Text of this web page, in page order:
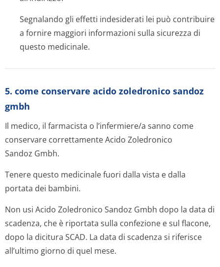
Segnalando gli effetti indesiderati lei può contribuire
a fornire maggiori informazioni sulla sicurezza di
questo medicinale.
5. come conservare acido zoledronico sandoz
gmbh
Il medico, il farmacista o l’infermiere/a sanno come
conservare correttamente Acido Zoledronico
Sandoz Gmbh.
Tenere questo medicinale fuori dalla vista e dalla
portata dei bambini.
Non usi Acido Zoledronico Sandoz Gmbh dopo la data di
scadenza, che è riportata sulla confezione e sul flacone,
dopo la dicitura SCAD. La data di scadenza si riferisce
all’ultimo giorno di quel mese.